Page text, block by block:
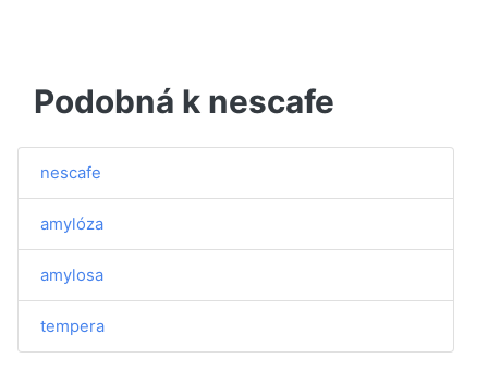
Podobná k nescafe
nescafe
amylóza
amylosa
tempera